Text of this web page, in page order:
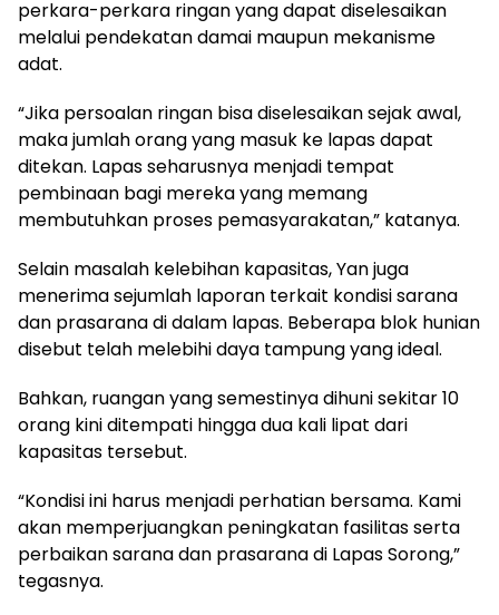
perkara-perkara ringan yang dapat diselesaikan
melalui pendekatan damai maupun mekanisme
adat.
“Jika persoalan ringan bisa diselesaikan sejak awal,
maka jumlah orang yang masuk ke lapas dapat
ditekan. Lapas seharusnya menjadi tempat
pembinaan bagi mereka yang memang
membutuhkan proses pemasyarakatan,” katanya.
Selain masalah kelebihan kapasitas, Yan juga
menerima sejumlah laporan terkait kondisi sarana
dan prasarana di dalam lapas. Beberapa blok hunian
disebut telah melebihi daya tampung yang ideal.
Bahkan, ruangan yang semestinya dihuni sekitar 10
orang kini ditempati hingga dua kali lipat dari
kapasitas tersebut.
“Kondisi ini harus menjadi perhatian bersama. Kami
akan memperjuangkan peningkatan fasilitas serta
perbaikan sarana dan prasarana di Lapas Sorong,”
tegasnya.